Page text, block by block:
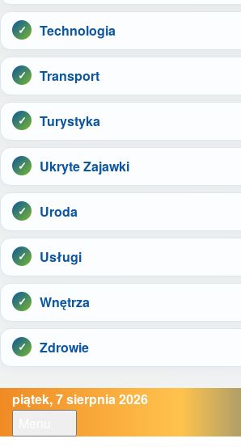
Technologia
Transport
Turystyka
Ukryte Zajawki
Uroda
Usługi
Wnętrza
Zdrowie
piątek, 7 sierpnia 2026